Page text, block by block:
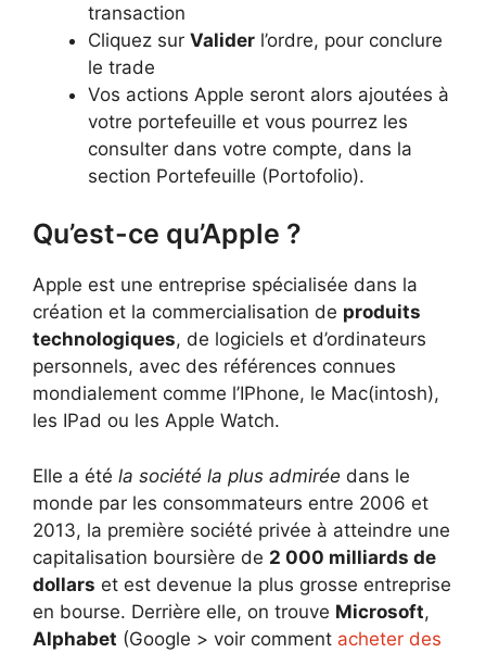
transaction
Cliquez sur Valider l’ordre, pour conclure
le trade
Vos actions Apple seront alors ajoutées à
votre portefeuille et vous pourrez les
consulter dans votre compte, dans la
section Portefeuille (Portofolio).
Qu’est-ce qu’Apple ?
Apple est une entreprise spécialisée dans la
création et la commercialisation de produits
technologiques, de logiciels et d’ordinateurs
personnels, avec des références connues
mondialement comme l’IPhone, le Mac(intosh),
les IPad ou les Apple Watch.
Elle a été la société la plus admirée dans le
monde par les consommateurs entre 2006 et
2013, la première société privée à atteindre une
capitalisation boursière de 2 000 milliards de
dollars et est devenue la plus grosse entreprise
en bourse. Derrière elle, on trouve Microsoft,
Alphabet (Google > voir comment acheter des